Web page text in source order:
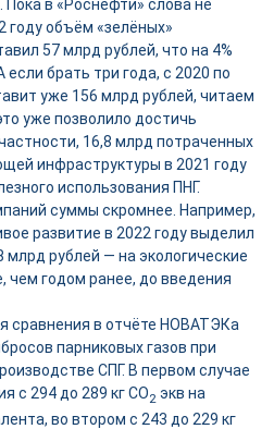
в «Роснефти» слова не
году объём «зелёных»
57 млрд рублей, что на 4%
брать три года, с 2020 по
уже 156 млрд рублей, читаем
уже позволило достичь
16,8 млрд потраченных
инфраструктуры в 2021 году
использования ПНГ.
суммы скромнее. Например,
развитие в 2022 году выделил
млрд рублей — на экологические
чем годом ранее, до введения
сравнения в отчёте НОВАТЭКа
парниковых газов при
СПГ. В первом случае
с 294 до 289 кг СО2 экв на
во втором с 243 до 229 кг